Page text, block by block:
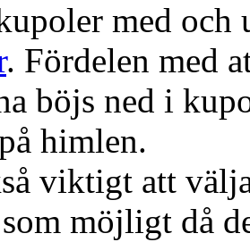
med och
. Fördelen med
böjs ned i
himlen.
viktigt att
som möjligt då